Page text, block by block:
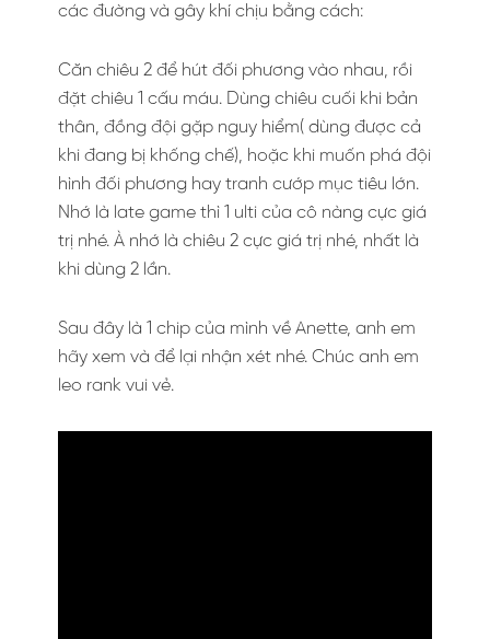
các đường và gây khí chịu bằng cách:
Căn chiêu 2 để hút đối phương vào nhau, rồi
đặt chiêu 1 cấu máu. Dùng chiêu cuối khi bản
thân, đồng đội gặp nguy hiểm( dùng được cả
khi đang bị khống chế), hoặc khi muốn phá đội
hình đối phương hay tranh cướp mục tiêu lớn.
Nhớ là late game thì 1 ulti của cô nàng cực giá
trị nhé. À nhớ là chiêu 2 cực giá trị nhé, nhất là
khi dùng 2 lần.
Sau đây là 1 chip của mình về Anette, anh em
hãy xem và để lại nhận xét nhé. Chúc anh em
leo rank vui vẻ.